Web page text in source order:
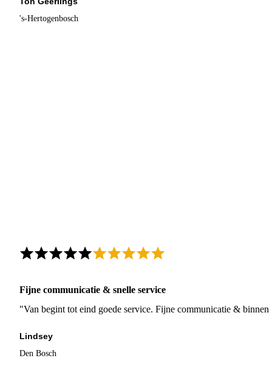
's-Hertogenbosch
Fijne communicatie & snelle service
"Van begint tot eind goede service. Fijne communicatie &
Lindsey
Den Bosch